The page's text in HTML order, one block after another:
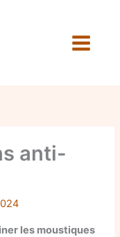
anti-
les moustiques